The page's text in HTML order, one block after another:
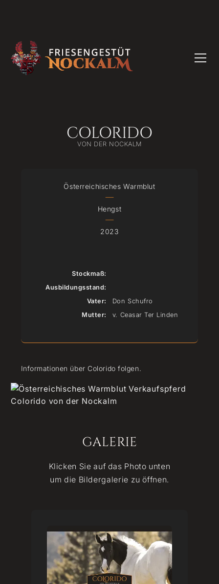
COLORIDO
VON DER NOCKALM
Österreichisches Warmblut
|
Hengst
|
2023
Stockmaß:
Ausbildungsstand:
Vater:
Don Schufro
Mutter:
v. Ceasar Ter Linden
Informationen über Colorido folgen.
GALERIE
Klicken Sie auf das Photo unten
um die Bildergalerie zu öffnen.